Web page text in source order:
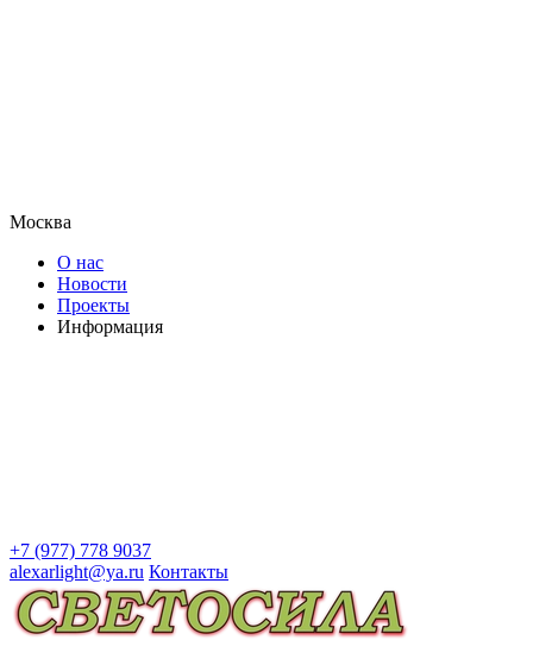
Москва
О нас
Новости
Проекты
Информация
+7 (977) 778 9037
alexarlight@ya.ru Контакты